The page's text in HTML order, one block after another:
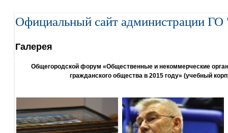
Официальный сайт администрации ГО
Галерея
Общегородской форум «Общественные и некоммерческие
гражданского общества в 2015 году» (учебный